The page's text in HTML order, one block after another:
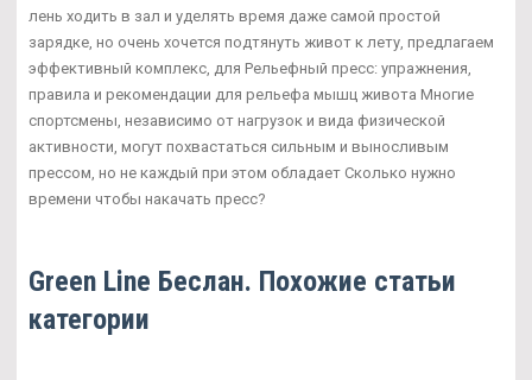
лень ходить в зал и уделять время даже самой простой
зарядке, но очень хочется подтянуть живот к лету, предлагаем
эффективный комплекс, для Рельефный пресс: упражнения,
правила и рекомендации для рельефа мышц живота Многие
спортсмены, независимо от нагрузок и вида физической
активности, могут похвастаться сильным и выносливым
прессом, но не каждый при этом обладает Сколько нужно
времени чтобы накачать пресс?
Green Line Беслан. Похожие статьи
категории